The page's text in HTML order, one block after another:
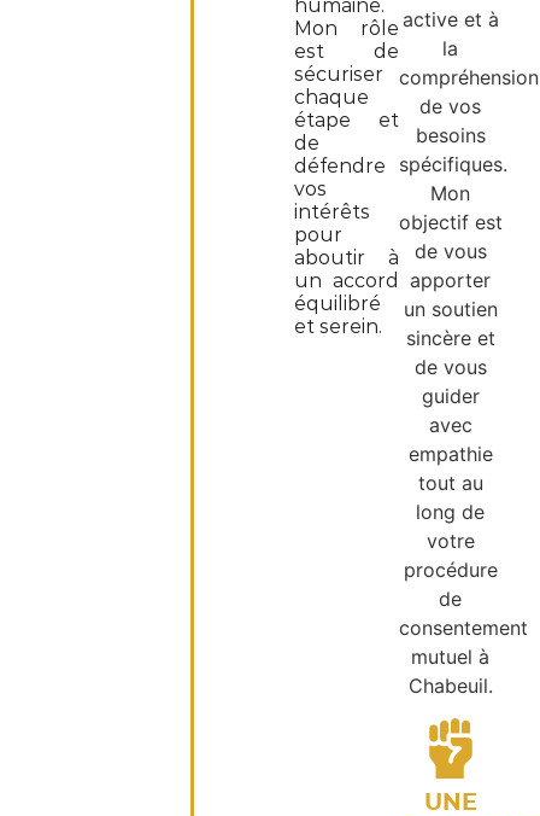
humaine.
Mon rôle
est de
sécuriser
chaque
étape et
de
défendre
vos
intérêts
pour
aboutir à
un accord
équilibré
et serein.
active et à
la
compréhension
de vos
besoins
spécifiques.
Mon
objectif est
de vous
apporter
un soutien
sincère et
de vous
guider
avec
empathie
tout au
long de
votre
procédure
de
consentement
mutuel à
Chabeuil.
UNE